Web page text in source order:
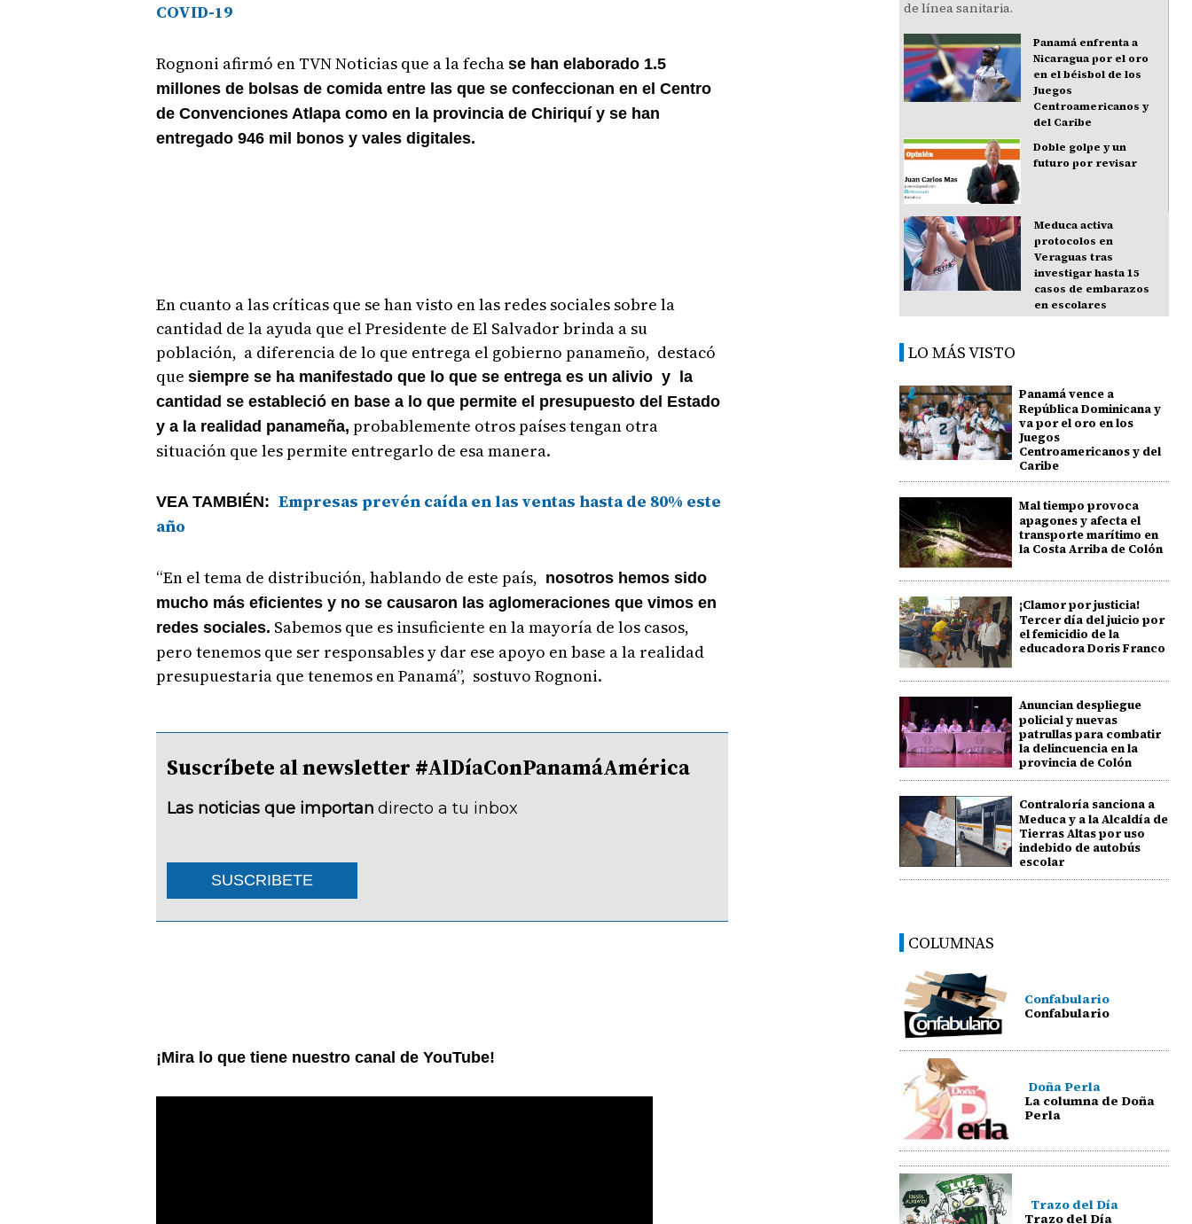
COVID-19
Rognoni afirmó en TVN Noticias que a la fecha se han elaborado 1.5
millones de bolsas de comida entre las que se confeccionan en el Centro
de Convenciones Atlapa como en la provincia de Chiriquí y se han
entregado 946 mil bonos y vales digitales.
En cuanto a las críticas que se han visto en las redes sociales sobre la
cantidad de la ayuda que el Presidente de El Salvador brinda a su
población, a diferencia de lo que entrega el gobierno panameño, destacó
que siempre se ha manifestado que lo que se entrega es un alivio y la
cantidad se estableció en base a lo que permite el presupuesto del Estado
y a la realidad panameña, probablemente otros países tengan otra
situación que les permite entregarlo de esa manera.
VEA TAMBIÉN: Empresas prevén caída en las ventas hasta de 80% este
año
“En el tema de distribución, hablando de este país, nosotros hemos sido
mucho más eficientes y no se causaron las aglomeraciones que vimos en
redes sociales. Sabemos que es insuficiente en la mayoría de los casos,
pero tenemos que ser responsables y dar ese apoyo en base a la realidad
presupuestaria que tenemos en Panamá”, sostuvo Rognoni.
Suscríbete al newsletter #AlDíaConPanamáAmérica
Las noticias que importan directo a tu inbox
SUSCRIBETE
¡Mira lo que tiene nuestro canal de YouTube!
Panamá enfrenta a
Nicaragua por el oro
en el béisbol de los
Juegos
Centroamericanos y
del Caribe
Doble golpe y un
futuro por revisar
Meduca activa
protocolos en
Veraguas tras
investigar hasta 15
casos de embarazos
en escolares
LO MÁS VISTO
Panamá vence a
República Dominicana y
va por el oro en los
Juegos
Centroamericanos y del
Caribe
Mal tiempo provoca
apagones y afecta el
transporte marítimo en
la Costa Arriba de Colón
¡Clamor por justicia!
Tercer día del juicio por
el femicidio de la
educadora Doris Franco
Anuncian despliegue
policial y nuevas
patrullas para combatir
la delincuencia en la
provincia de Colón
Contraloría sanciona a
Meduca y a la Alcaldía de
Tierras Altas por uso
indebido de autobús
escolar
COLUMNAS
Confabulario
Confabulario
Doña Perla
La columna de Doña
Perla
Trazo del Día
Trazo del Día